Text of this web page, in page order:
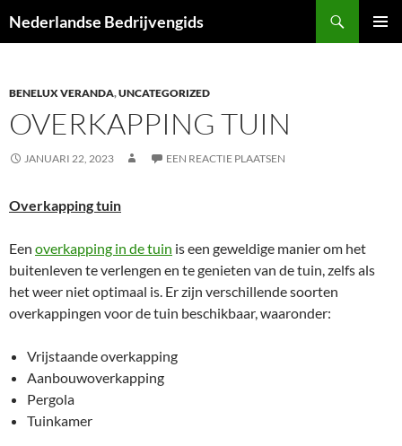
naar
Nederlandse Bedrijvengids
BENELUX VERANDA,UNCATEGORIZED
OVERKAPPING TUIN
JANUARI 22, 2023 EEN REACTIE PLAATSEN
Overkapping tuin
Een overkapping in de tuin is een geweldige manier om het
buitenleven te verlengen en te genieten van de tuin, zelfs als
het weer niet optimaal is. Er zijn verschillende soorten
overkappingen voor de tuin beschikbaar, waaronder:
Vrijstaande overkapping
Aanbouwoverkapping
Pergola
Tuinkamer